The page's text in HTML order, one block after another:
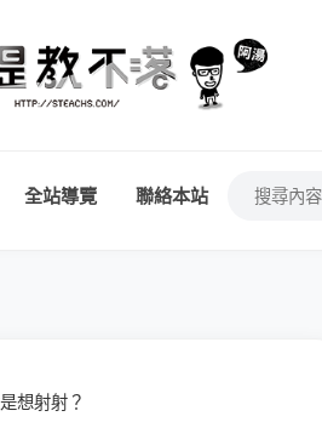
全站導覽 聯絡本站
想射射？